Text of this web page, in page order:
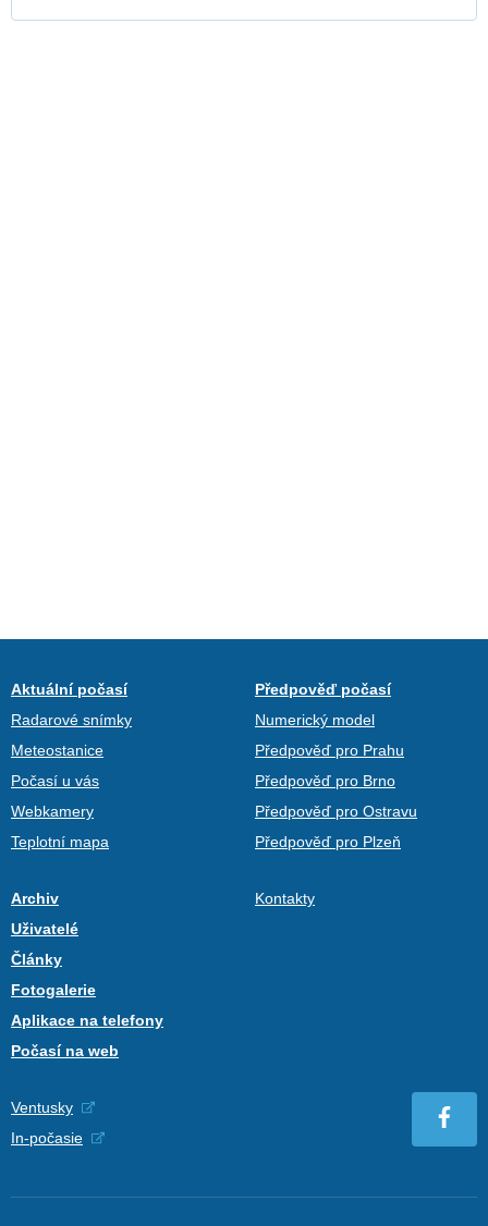
Aktuální počasí
Radarové snímky
Meteostanice
Počasí u vás
Webkamery
Teplotní mapa
Předpověď počasí
Numerický model
Předpověď pro Prahu
Předpověď pro Brno
Předpověď pro Ostravu
Předpověď pro Plzeň
Archiv
Uživatelé
Články
Fotogalerie
Aplikace na telefony
Počasí na web
Kontakty
Ventusky
In-počasie